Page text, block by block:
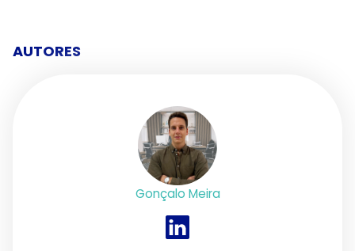
AUTORES
Gonçalo Meira